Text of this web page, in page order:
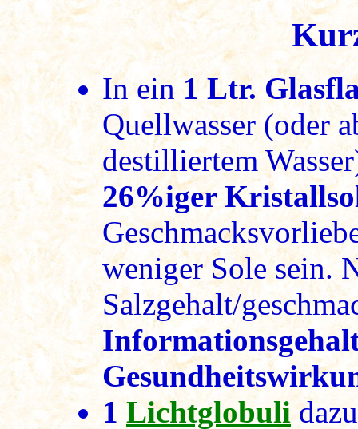
In ein 1 Ltr.
Quellwasser (oder
destilliertem
26%iger
weniger Sole sein.
Salzgehalt/
1 Lichtglobuli